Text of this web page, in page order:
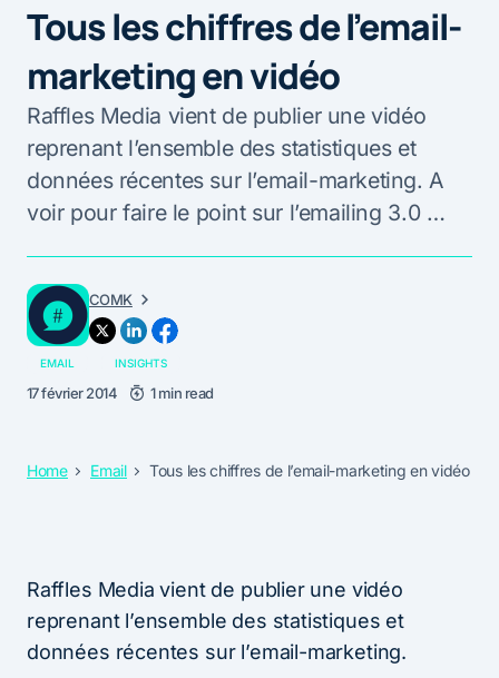
Tous les chiffres de l’email-
marketing en vidéo
Raffles Media vient de publier une vidéo
reprenant l’ensemble des statistiques et
données récentes sur l’email-marketing. A
voir pour faire le point sur l’emailing 3.0 …
COMK
EMAIL INSIGHTS
17 février 2014 1 min read
Home Email Tous les chiffres de l’email-marketing en vidéo
Raffles Media vient de publier une vidéo
reprenant l’ensemble des statistiques et
données récentes sur l’email-marketing.